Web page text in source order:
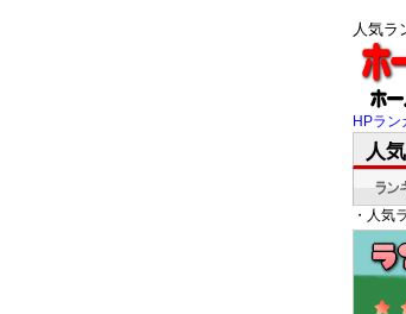
人気ラ
HPラ
人
・人気